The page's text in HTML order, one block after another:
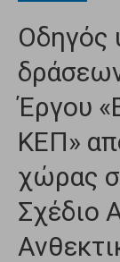
Οδηγός
Έργου
ΚΕΠ»
χώρας
Σχέδιο